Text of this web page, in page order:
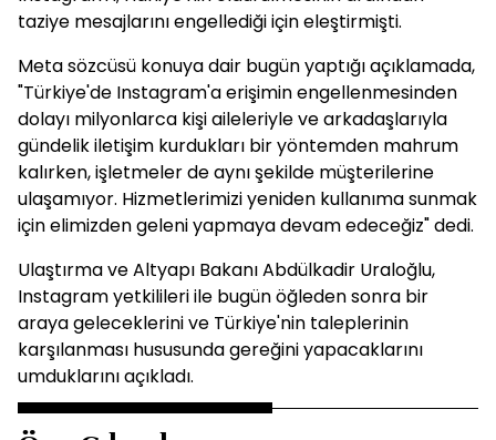
taziye mesajlarını engellediği için eleştirmişti.
Meta sözcüsü konuya dair bugün yaptığı açıklamada,
"Türkiye'de Instagram'a erişimin engellenmesinden
dolayı milyonlarca kişi aileleriyle ve arkadaşlarıyla
gündelik iletişim kurdukları bir yöntemden mahrum
kalırken, işletmeler de aynı şekilde müşterilerine
ulaşamıyor. Hizmetlerimizi yeniden kullanıma sunmak
için elimizden geleni yapmaya devam edeceğiz" dedi.
Ulaştırma ve Altyapı Bakanı Abdülkadir Uraloğlu,
Instagram yetkilileri ile bugün öğleden sonra bir
araya geleceklerini ve Türkiye'nin taleplerinin
karşılanması hususunda gereğini yapacaklarını
umduklarını açıkladı.